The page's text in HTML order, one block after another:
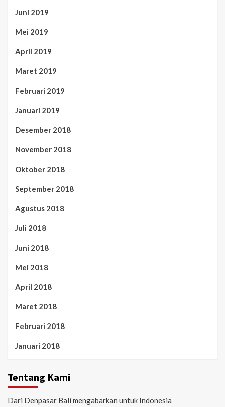
Juni 2019
Mei 2019
April 2019
Maret 2019
Februari 2019
Januari 2019
Desember 2018
November 2018
Oktober 2018
September 2018
Agustus 2018
Juli 2018
Juni 2018
Mei 2018
April 2018
Maret 2018
Februari 2018
Januari 2018
Tentang Kami
Dari Denpasar Bali mengabarkan untuk Indonesia